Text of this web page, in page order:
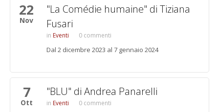
22
Nov
"La Comédie humaine" di Tiziana
Fusari
Eventi 0 commenti
Dal 2 dicembre 2023 al 7 gennaio 2024
7
Ott
"BLU" di Andrea Panarelli
Eventi 0 commenti